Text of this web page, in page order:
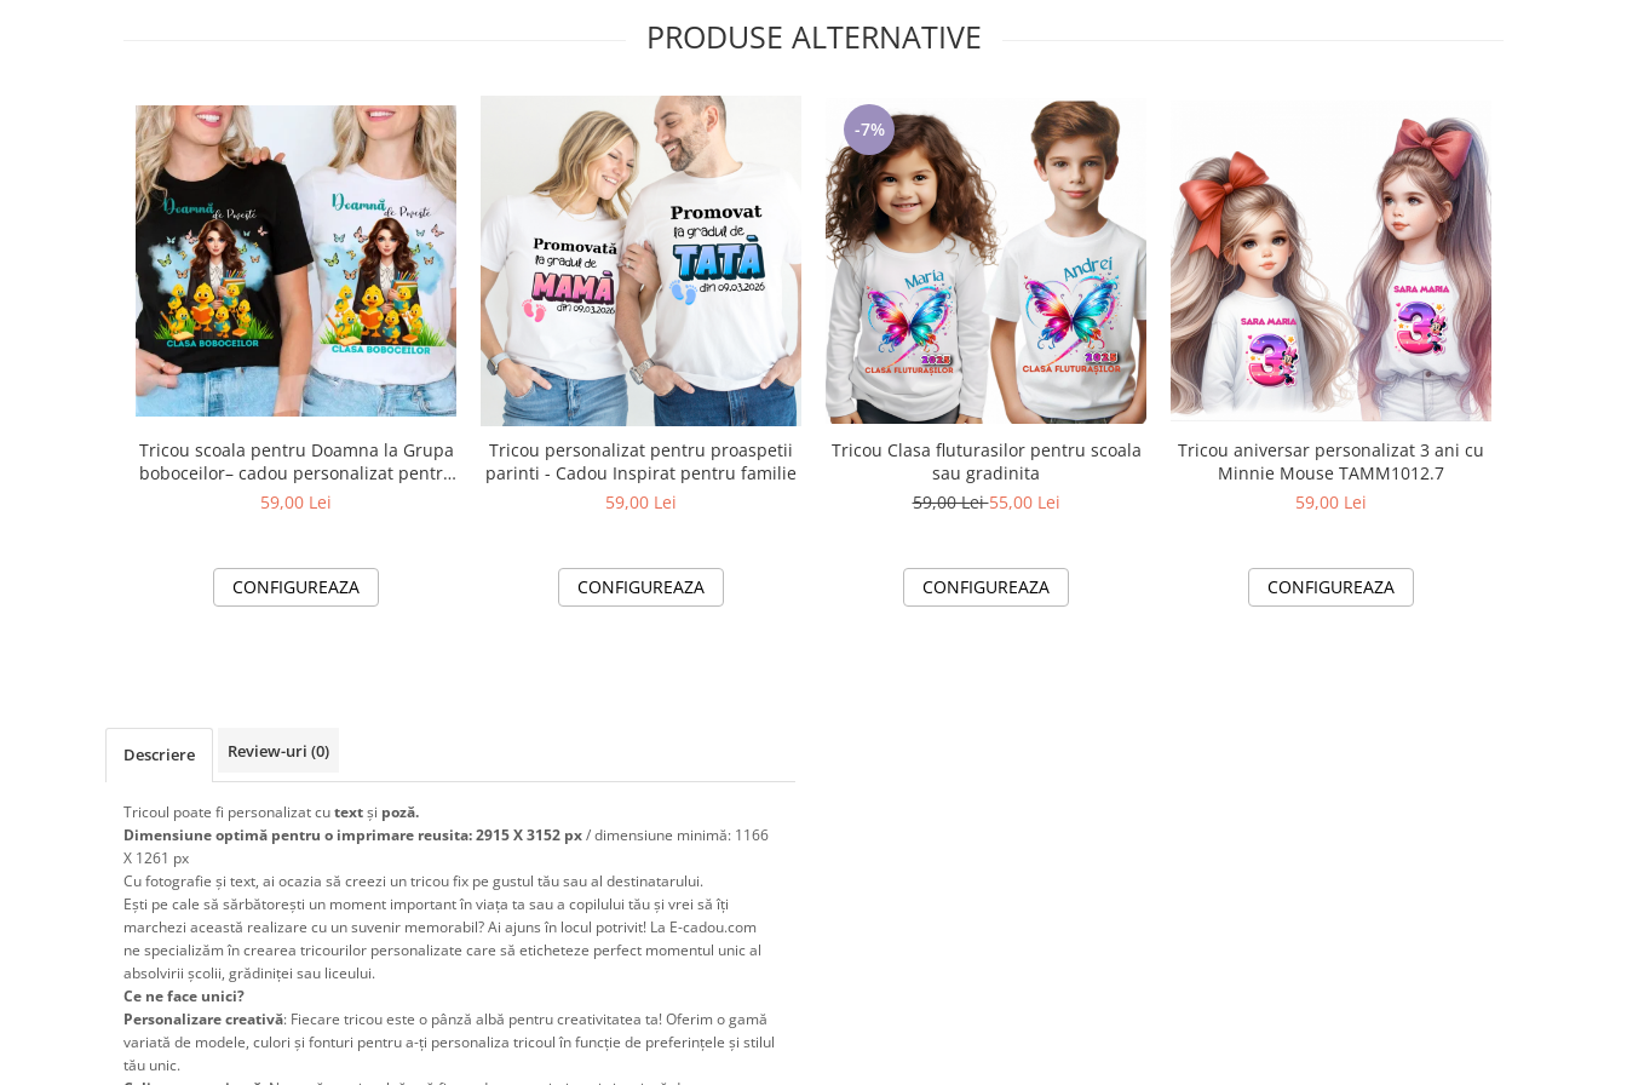
PRODUSE ALTERNATIVE
Tricou scoala pentru Doamna la Grupa
boboceilor– cadou personalizat pentru
profesori
59,00 Lei
CONFIGUREAZA
Tricou personalizat pentru proaspetii
parinti - Cadou Inspirat pentru familie
59,00 Lei
CONFIGUREAZA
-7%
Tricou Clasa fluturasilor pentru scoala
sau gradinita
59,00 Lei55,00 Lei
CONFIGUREAZA
Tricou aniversar personalizat 3 ani cu
Minnie Mouse TAMM1012.7
59,00 Lei
CONFIGUREAZA
Descriere Review-uri (0)
Tricoul poate fi personalizat cutextși poză.
Dimensiune optimă pentru o imprimare reusita: 2915 X 3152 px/ dimensiune minimă: 1166
X 1261 px
Cu fotografie și text, ai ocazia să creezi un tricou fix pe gustul tău sau al destinatarului.
Ești pe cale să sărbătorești un moment important în viața ta sau a copilului tău și vrei să îți
marchezi această realizare cu un suvenir memorabil? Ai ajuns în locul potrivit! La E-cadou.com
ne specializăm în crearea tricourilor personalizate care să eticheteze perfect momentul unic al
absolvirii școlii, grădiniței sau liceului.
Ce ne face unici?
Personalizare creativă: Fiecare tricou este o pânză albă pentru creativitatea ta! Oferim o gamă
variată de modele, culori și fonturi pentru a-ți personaliza tricoul în funcție de preferințele și stilul
tău unic.